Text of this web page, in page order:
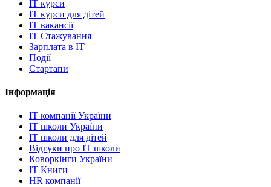
IT курси
IT курси для дітей
IT вакансії
IT Стажування
Зарплата в IT
Події
Стартапи
Інформація
IT компанії України
IT школи України
IT школи для дітей
Відгуки про IT школи
Коворкінги України
IT Книги
HR компанії